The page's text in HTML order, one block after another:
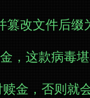
改文件后缀
，这款病毒
金，否则就